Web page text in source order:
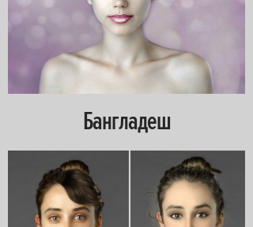
Бангладеш